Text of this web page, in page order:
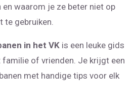
waarom je ze beter niet op
te gebruiken.
in het VK is een leuke gids
of vrienden. Je krijgt een
met handige tips voor elk